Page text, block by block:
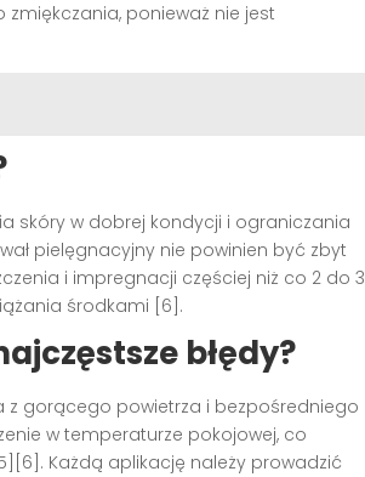
zmiękczania, ponieważ nie jest
skóry w dobrej kondycji i ograniczania
pielęgnacyjny nie powinien być zbyt
i impregnacji częściej niż co 2 do 3
środkami [6].
błędy?
z gorącego powietrza i bezpośredniego
w temperaturze pokojowej, co
Każdą aplikację należy prowadzić